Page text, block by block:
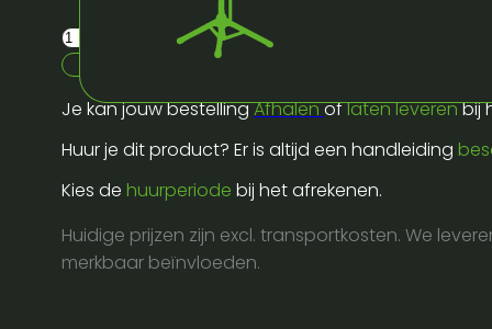
Afzetpaal
chrome
+
treklint
1,80m
taupe
aantal
Reserveer dit artikel
Je kan jouw bestellingAfhalenoflaten leverenbij
Huur je dit product? Er is altijd een handleiding
Kies de huurperiode bij het afrekenen.
Huidige prijzen zijn excl. transportkosten. We
merkbaar beïnvloeden.